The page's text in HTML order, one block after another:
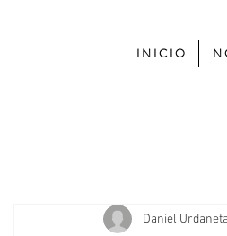
I N I C I O N
Daniel Urdaneta